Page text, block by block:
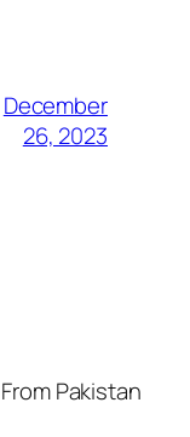
December
26, 2023
Pakistan